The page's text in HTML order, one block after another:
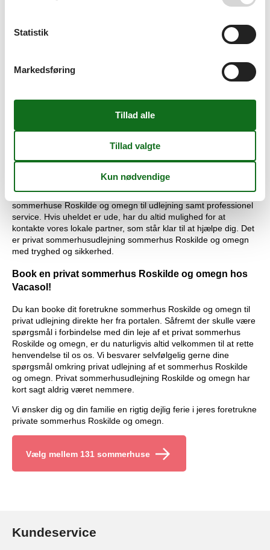
laveste pris samt professionel service og sikkerhed.
Privat udlejning af sommerhus Roskilde og omegn med
prisgaranti
vores prisgaranti. Vi garanterer at der ikke er én eneste af vores
konkurrenter, som udlejer dit foretrukne sommerhus Roskilde og
Hvis der en sjælden gang alligevel opstår en smutter i vores
Hos Vacasol får du både det største udbud af private
sommerhuse Roskilde og omegn til udlejning samt professionel
service. Hvis uheldet er ude, har du altid mulighed for at
kontakte vores lokale partner, som står klar til at hjælpe dig. Det
er privat sommerhusudlejning sommerhus Roskilde og omegn
med tryghed og sikkerhed.
Book en privat sommerhus Roskilde og omegn hos
Vacasol!
Du kan booke dit foretrukne sommerhus Roskilde og omegn til
privat udlejning direkte her fra portalen. Såfremt der skulle være
spørgsmål i forbindelse med din leje af et privat sommerhus
Roskilde og omegn, er du naturligvis altid velkommen til at rette
henvendelse til os os. Vi besvarer selvfølgelig gerne dine
spørgsmål omkring privat udlejning af et sommerhus Roskilde
og omegn. Privat sommerhusudlejning Roskilde og omegn har
kort sagt aldrig været nemmere.
Vi ønsker dig og din familie en rigtig dejlig ferie i jeres foretrukne
private sommerhus Roskilde og omegn.
Vælg mellem 131 sommerhuse
Kundeservice
Statistik
Markedsføring